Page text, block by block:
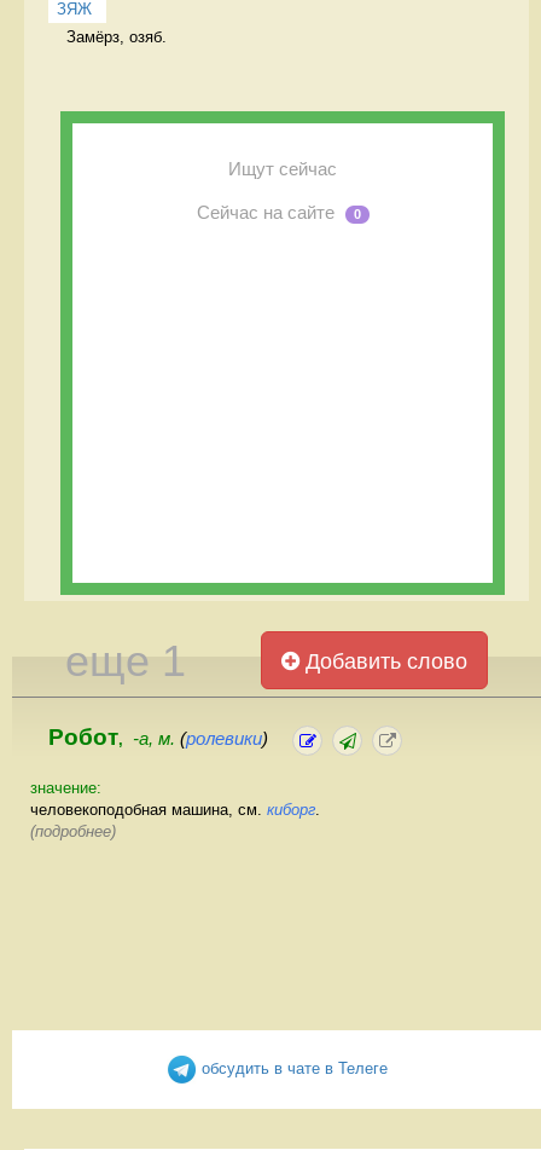
ЗЯЖ
Замёрз, озяб.
Ищут сейчас
Сейчас на сайте 0
еще 1 Добавить слово
Робот, -а, м. (ролевики)
значение:
человекоподобная машина, см. киборг
(подробнее)
обсудить в чате в Телеге